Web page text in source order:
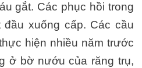
gắt. Các phục hồi trong
đầu xuống cấp. Các cầu
hiện nhiều năm trước
ở bờ nướu của răng trụ,